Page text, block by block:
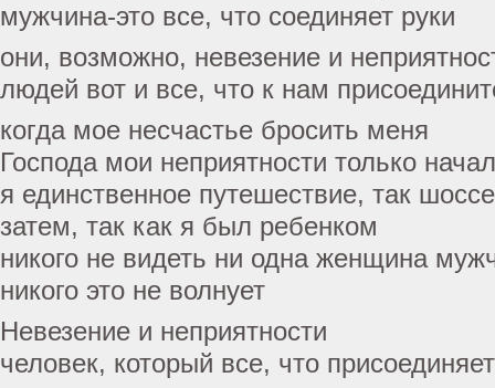
мужчина-это все, что соединяет руки
они, возможно, невезение и
людей вот и все, что к нам
когда мое несчастье бросить меня
Господа мои неприятности только
я единственное путешествие, так шоссе
затем, так как я был ребенком
никого не видеть ни одна женщина
никого это не волнует
Невезение и неприятности
человек, который все, что